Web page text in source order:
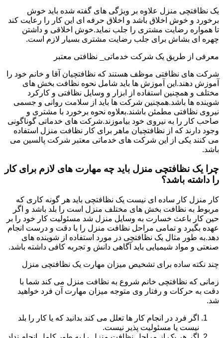
یک نظافتچی منزل علاوه بر ویژگی های گفته شده باید خوش
برخورد و خوش اخلاق باشد و اخلاق حرفه ای این کار را رعایت کند
تا همواره رضایت مشتری را جلب نماید.خوش اخلاقی و داشتن
چهره ای بشاش برای جلب رضایت مشتری بسیار لازم است.
معرفی از طریق یک شرکت خدماتی_ نظافتی معتبر
شرکت های نظافتی موظف هستند که نظافتچیان آقا و خانم خود را
آموزش دهند.این آموزش ها باید شامل نحوه نظافت بخش های
مختلف و همچنین استفاده از ابزار و وسایل نظافتی و کارکرد
شوینده ها باشد.همچنین شرکت ها باید از سلامت روانی و جسمی
نیروی نظافتی مطمئن باشند.بعلاوه نحوه برخورد با مشتری و
صاحب کار را به نیروی خود بیاموزند.شرکت های خدماتی گوناگونی
وجود دارند که از نظافتچیان ماهر برای کار نظافت منزل استفاده
می کنند یکی از این شرکت های خدماتی معتبر شرکت پالسین می
باشد.
چرا یک نظافتچی منزل باید چه مهارت های لازم برای کار
را داشته باشد؟
کار منزل کار ساده ای نیست یک نظافتچی باید هر گونه کاری که
مربوط به نظافت بخش های مختلف منزل است را بلد باشد و اگر
حین کار باعث خسارت به وسایل منزل شد مسئولیت کار خود را بر
عهده بگیرد و تمامی مراحل نظافت منزل را با دقت و درست انجام
دهد.به طور مثال یک نظافتچی در مورد استفاده از شوینده های
صنعتی و مواد شیمیایی باید آگاهی دانش و تجربه کافی داشته باشد.
چند نکته ساده برای تشخیص میزان مهارت یک نظافتچی منزل
زمانی که نظافتچی خانم شروع به نظافت منزل می کند شما با
دقت به حرکات و رفتار وی متوجه میزان مهارت آن فرد خواهید
شد.
اگر فرد در انجام کار ها تعلل می کند بدانید که یا کار را بلد
نیست یا مسئولیت پذیر نیست.